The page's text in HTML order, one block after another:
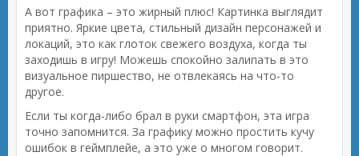
А вот графика – это жирный плюс! Картинка выглядит
приятно. Яркие цвета, стильный дизайн персонажей и
локаций, это как глоток свежего воздуха, когда ты
заходишь в игру! Можешь спокойно залипать в это
визуальное пиршество, не отвлекаясь на что-то
другое.
Если ты когда-либо брал в руки смартфон, эта игра
точно запомнится. За графику можно простить кучу
ошибок в геймплейе, а это уже о многом говорит.